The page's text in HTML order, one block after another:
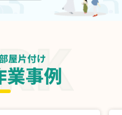
屋片付け
業事例